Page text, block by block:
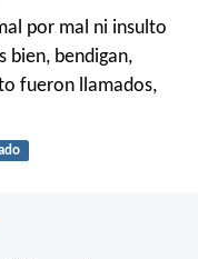
por mal ni insulto
bien, bendigan,
fueron llamados,